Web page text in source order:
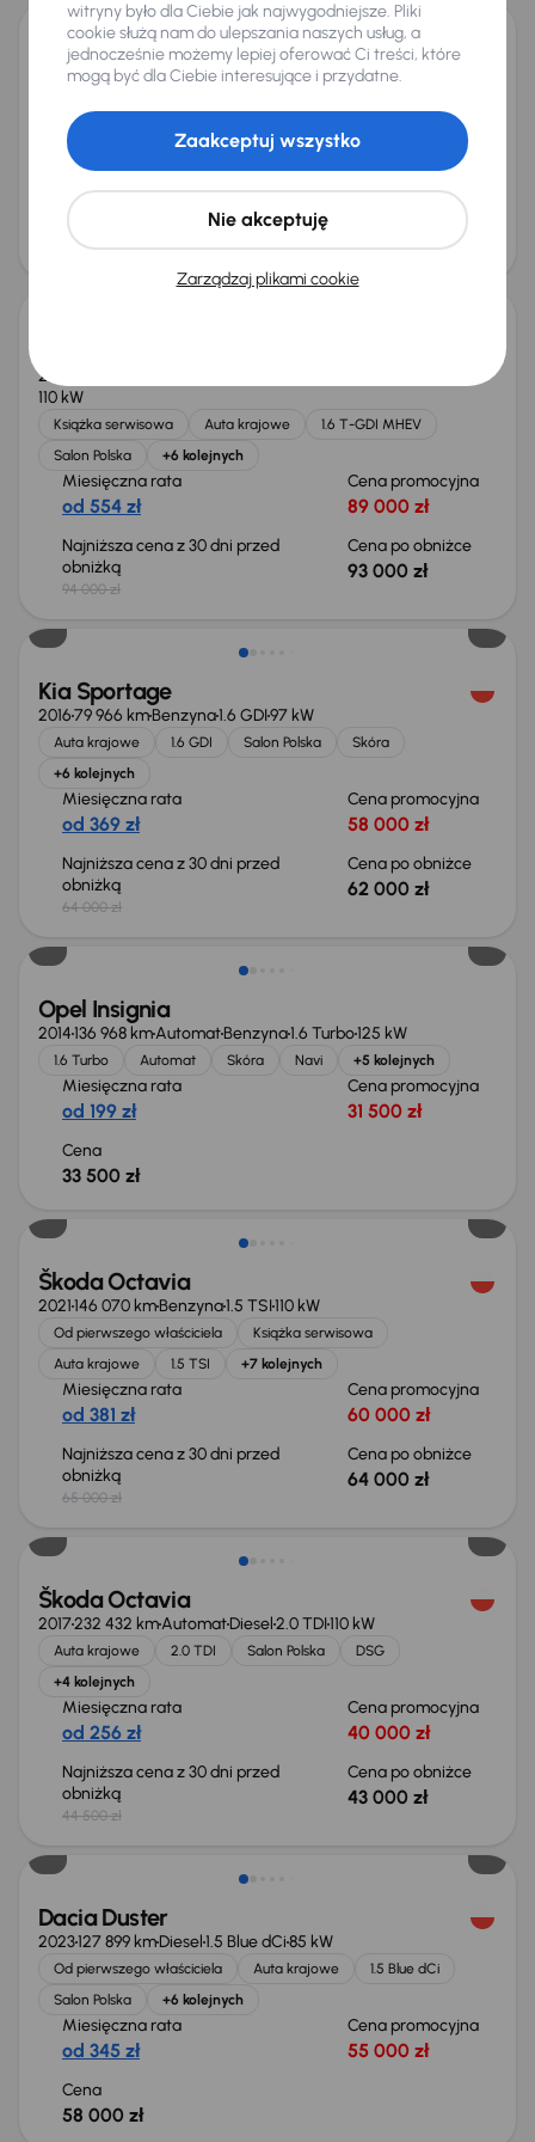
Audi A4
188 788 km 2.0 TDI 110 kW
2.0 TDI Automat Skóra Navi +6 kolejnych
Miesięczna rata
od 280 zł
Cena promocyjna
44 000 zł
Najniższa cena z 30 dni przed
obniżką
45 000 zł
Cena po obniżce
2023
110 kW
Książka serwisowa Auta krajowe
1.6 T-GDI MHEV
Salon Polska
+6 kolejnych
Miesięczna rata
od 554 zł
Cena promocyjna
89 000 zł
Najniższa cena z 30 dni przed
obniżką
94 000 zł
Cena po obniżce
93 000 zł
Taniej o 2 000 zł
Kia Sportage
201679 966 kmBenzyna1.6 GDI97 kW
Auta krajowe 1.6 GDI Salon Polska
Skóra
+6 kolejnych
Miesięczna rata
od 369 zł
Cena promocyjna
58 000 zł
Najniższa cena z 30 dni przed
obniżką
64 000 zł
Cena po obniżce
62 000 zł
Opel Insignia
2014136 968 kmAutomatBenzyna1.6 Turbo125 kW
1.6 Turbo Automat Skóra Navi +5 kolejnych
Miesięczna rata
od 199 zł
Cena promocyjna
31 500 zł
Cena
33 500 zł
Taniej o 1 000 zł
Škoda Octavia
2021146 070 kmBenzyna1.5 TSI110 kW
Od pierwszego właściciela
Książka serwisowa
Auta krajowe
1.5 TSI +7 kolejnych
Miesięczna rata
od 381 zł
Cena promocyjna
60 000 zł
Najniższa cena z 30 dni przed
obniżką
65 000 zł
Cena po obniżce
64 000 zł
Taniej o 1 500 zł
Škoda Octavia
2017232 432 kmAutomatDiesel2.0 TDI110 kW
Auta krajowe 2.0 TDI Salon Polska
DSG
+4 kolejnych
Miesięczna rata
od 256 zł
Cena promocyjna
40 000 zł
Najniższa cena z 30 dni przed
obniżką
44 500 zł
Cena po obniżce
43 000 zł
Możliwość odliczenia VAT
Dacia Duster
2023127 899 kmDiesel1.5 Blue dCi85 kW
Od pierwszego właściciela Auta krajowe
1.5 Blue dCi
Salon Polska
+6 kolejnych
Miesięczna rata
od 345 zł
Cena promocyjna
55 000 zł
Cena
58 000 zł
Taniej o 700 zł
witryny było dla Ciebie jak najwygodniejsze. Pliki
cookie służą nam do ulepszania naszych usług, a
jednocześnie możemy lepiej oferować Ci treści, które
mogą być dla Ciebie interesujące i przydatne.
Zarządzaj plikami cookie
Nie akceptuję
Zaakceptuj wszystko